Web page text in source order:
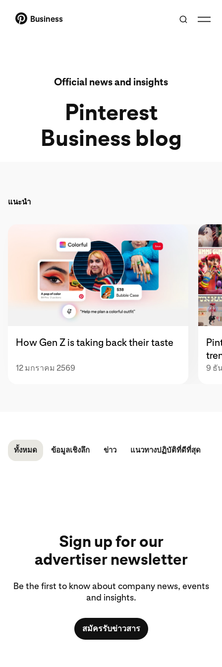
Business
Official news and insights
Pinterest
Business blog
แนะนำ
How Gen Z is taking back their taste
12 มกราคม 2569 9 ธั
ทั้งหมด ข้อมูลเชิงลึก ข่าว แนวทางปฏิบัติที่ดีที่สุด
Sign up for our
advertiser newsletter
Be the first to know about company news, events
and insights.
สมัครรับข่าวสาร